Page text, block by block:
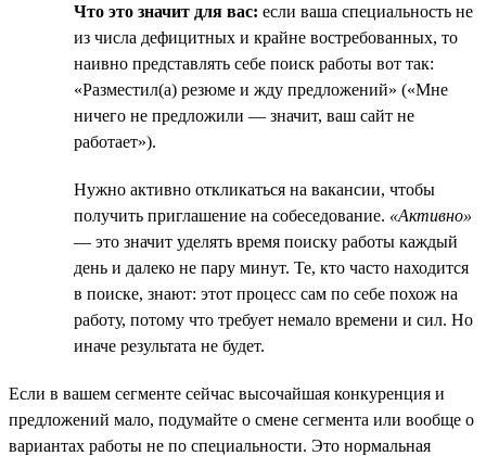
Что это значит для вас: если ваша специальность не
из числа дефицитных и крайне востребованных, то
наивно представлять себе поиск работы вот так:
«Разместил(а) резюме и жду предложений» («Мне
ничего не предложили — значит, ваш сайт не
работает»).
Нужно активно откликаться на вакансии, чтобы
получить приглашение на собеседование. «Активно»
— это значит уделять время поиску работы каждый
день и далеко не пару минут. Те, кто часто находится
в поиске, знают: этот процесс сам по себе похож на
работу, потому что требует немало времени и сил. Но
иначе результата не будет.
Если в вашем сегменте сейчас высочайшая конкуренция и
предложений мало, подумайте о смене сегмента или вообще о
вариантах работы не по специальности. Это нормальная